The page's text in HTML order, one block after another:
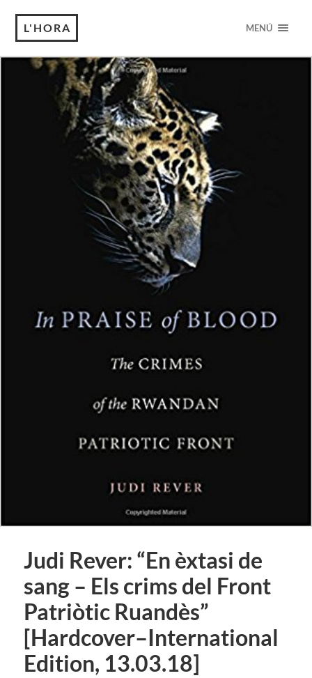
L'HORA MENÚ
Judi Rever: “En èxtasi de
sang – Els crims del Front
Patriòtic Ruandès”
[Hardcover–International
Edition, 13.03.18]